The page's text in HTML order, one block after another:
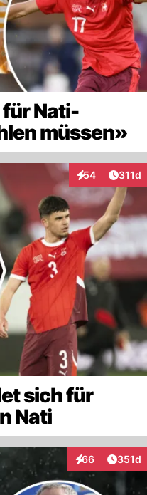
Nati-
müssen»
54
Interaktionen
311d
sich für
Nati
66
Interaktionen
351d